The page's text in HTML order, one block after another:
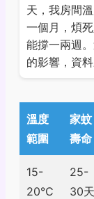
天，我房間
一個月，煩
能撐一兩週
的影響，資
溫度
範圍
家蚊
壽命
15-
20°C
25-
30天